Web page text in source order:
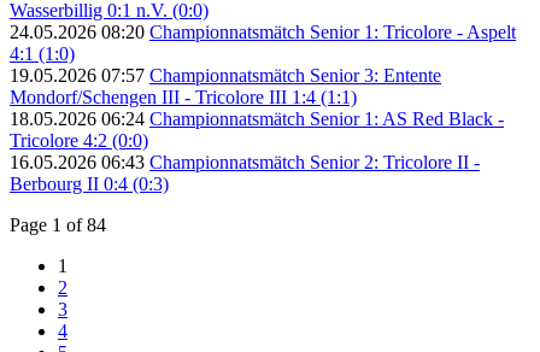
Wasserbillig 0:1 n.V. (0:0)
24.05.2026 08:20 Championnatsmätch Senior 1: Tricolore - Aspelt
4:1 (1:0)
19.05.2026 07:57 Championnatsmätch Senior 3: Entente
Mondorf/Schengen III - Tricolore III 1:4 (1:1)
18.05.2026 06:24 Championnatsmätch Senior 1: AS Red Black -
Tricolore 4:2 (0:0)
16.05.2026 06:43 Championnatsmätch Senior 2: Tricolore II -
Berbourg II 0:4 (0:3)
Page 1 of 84
1
2
3
4